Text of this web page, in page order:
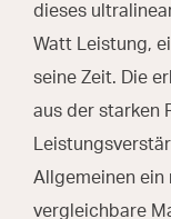
dieses
Watt Leistung,
seine Zeit. Die
aus der starken
Allgemeinen ein
vergleichbare